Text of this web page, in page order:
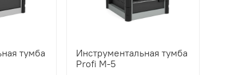
тумба
Инструментальная тумба
Profi M-5